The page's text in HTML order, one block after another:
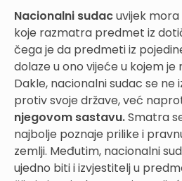
Nacionalni sudacuvijek
koje razmatra predmet iz
čega je da predmeti iz
dolaze u ono vijeće u kojem je
Dakle, nacionalni sudac se ne
protiv svoje države, već
njegovom sastavu.Smatra
najbolje poznaje prilike i
zemlji. Međutim, nacionalni
ujedno biti i izvjestitelj u